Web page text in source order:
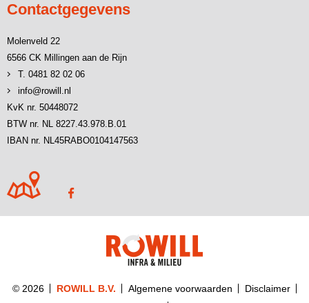
Contactgegevens
Molenveld 22
6566 CK Millingen aan de Rijn
T. 0481 82 02 06
info@rowill.nl
KvK nr. 50448072
BTW nr. NL 8227.43.978.B.01
IBAN nr. NL45RABO0104147563
© 2026 ROWILL B.V. Algemene voorwaarden
Disclaimer